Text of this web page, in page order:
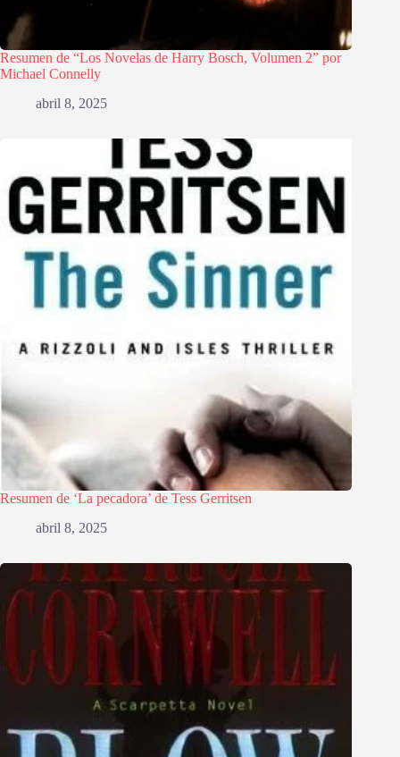
Resumen de “Los Novelas de Harry Bosch, Volumen 2” por
Michael Connelly
abril 8, 2025
Resumen de ‘La pecadora’ de Tess Gerritsen
abril 8, 2025